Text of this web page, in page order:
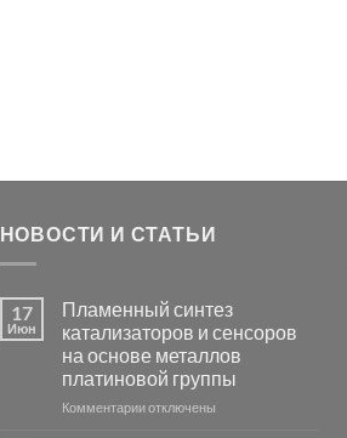
НОВОСТИ И СТАТЬИ
17
Июн
Пламенный синтез
катализаторов и сенсоров
на основе металлов
платиновой группы
Комментариикотключены